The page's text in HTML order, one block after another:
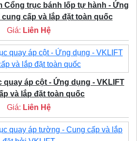
Cổng trục bánh lốp tự hành - Ứng
cấp và lắp đặt toàn quốc
Giá: Liên Hệ
quay áp cột - Ứng dụng - VKLIFT
và lắp đặt toàn quốc
Giá: Liên Hệ